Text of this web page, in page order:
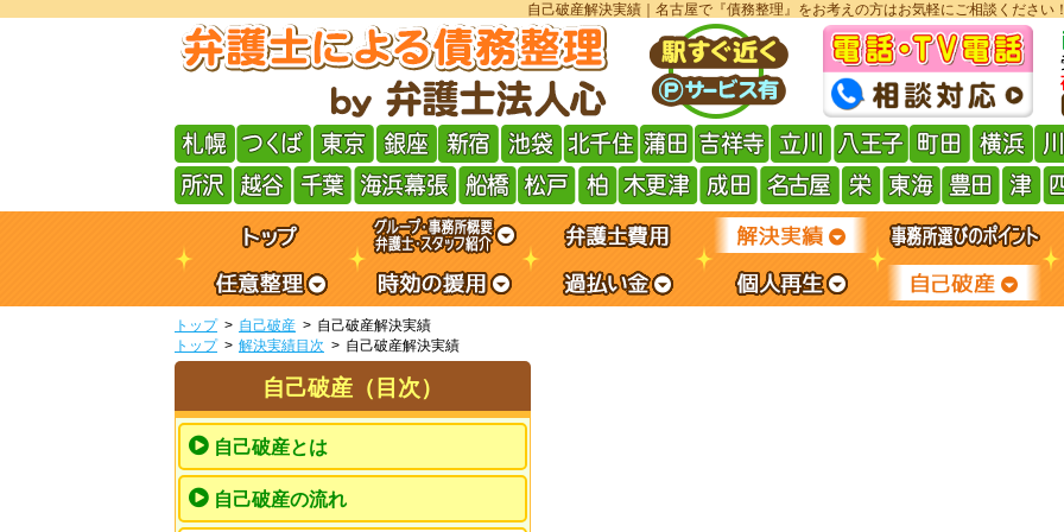
自己破産解決実績｜名古屋で『債務整理』をお考えの方はお気軽にご相談ください
トップ 自己破産
自己破産解決実績
トップ
解決実績目次 自己破産解決実績
自己破産（目次）
自己破産とは
自己破産の流れ